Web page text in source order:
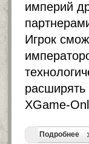
империй
Игрок
XGame-
Подробнее